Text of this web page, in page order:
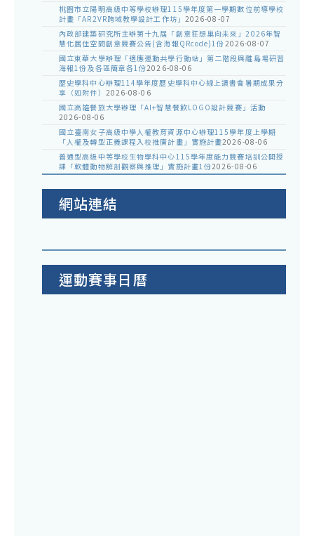
桃園市立陽明高級中等學校辦理115學年度第一學期數位前導學校
計畫「AR2VR跨域教學設計工作坊」 2026-08-07
內政部建築研究所主辦第十九屆「創意狂想巢向未來」2026年智
慧化居住空間創意競賽公告(含海報QRcode)1份2026-08-07
國立東華大學辦理「適應運動共學行動站」第二階段與離島場研習
海報1份及各區簡章各1份2026-08-06
歷史學科中心辦理114學年度歷史學科中心線上讀書會暑期成果分
享（如附件） 2026-08-06
國立高雄餐旅大學辦理「AI+智慧餐飲LOGO設計競賽」活動
2026-08-06
國立臺南女子高級中學人權教育資源中心辦理115學年度上學期
「人權及轉型正義課程入校推廣計畫」實施計畫2026-08-06
普通型高級中等學校生物學科中心115學年度能力競賽培訓公開授
課「軟體動物解剖觀察與推理」實施計畫1份2026-08-06
網站連結
運動賽事日曆